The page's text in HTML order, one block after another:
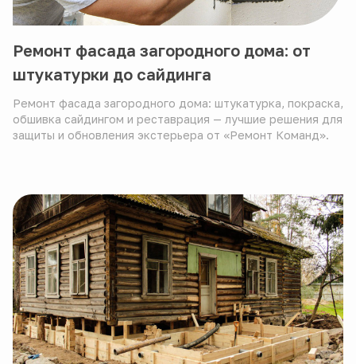
Ремонт фасада загородного дома: от
штукатурки до сайдинга
Ремонт фасада загородного дома: штукатурка, покраска,
обшивка сайдингом и реставрация — лучшие решения для
защиты и обновления экстерьера от «Ремонт Команд».